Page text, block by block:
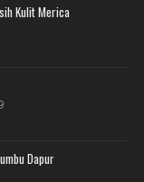
Kulit Merica
Dapur